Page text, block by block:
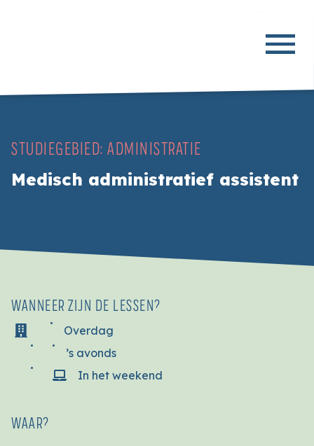
STUDIEGEBIED: ADMINISTRATIE
Medisch administratief assistent
WANNEER ZIJN DE LESSEN?
Overdag
’s avonds
In het weekend
WAAR?